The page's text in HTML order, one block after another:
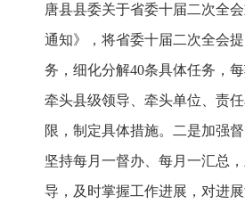
唐县县委关于省委十届二次全
通知》，将省委十届二次全会
务，细化分解40条具体任务，
牵头县级领导、牵头单位、责
限，制定具体措施。二是加强
坚持每月一督办、每月一汇总
导，及时掌握工作进展，对进